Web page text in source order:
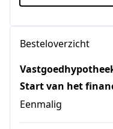
Besteloverzicht
Start van het
Eenmalig